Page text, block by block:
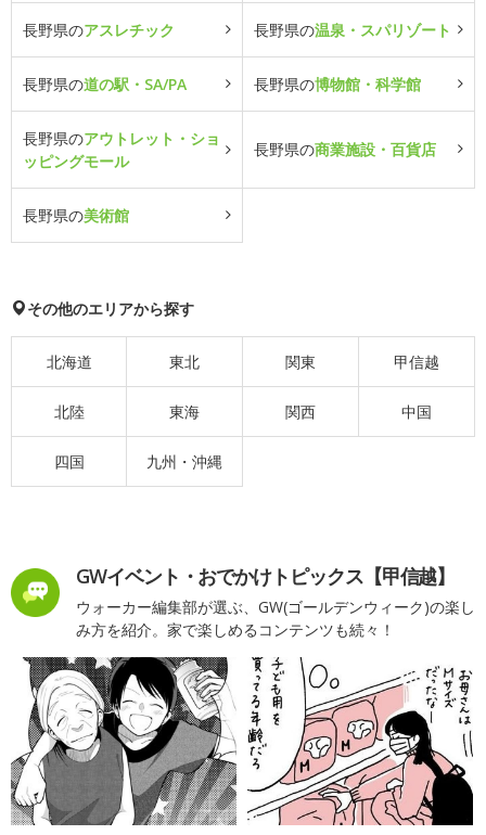
長野県のアスレチック 長野県の温泉・スパリゾート
長野県の道の駅・SA/PA 長野県の博物館・科学館
長野県のアウトレット・ショ
ッピングモール
長野県の商業施設・百貨店
長野県の美術館
その他のエリアから探す
北海道 東北 関東 甲信越
北陸 東海 関西 中国
四国 九州・沖縄
GWイベント・おでかけトピックス【甲信越】
ウォーカー編集部が選ぶ、GW(ゴールデンウィーク)の楽し
み方を紹介。家で楽しめるコンテンツも続々！